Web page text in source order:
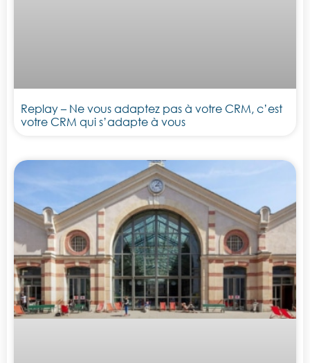
Replay – Ne vous adaptez pas à votre CRM, c’est
votre CRM qui s’adapte à vous